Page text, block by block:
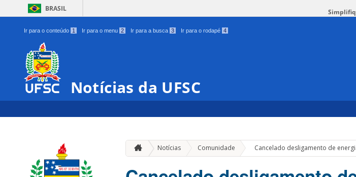
BRASIL
Ir para o conteúdo 1 Ir para o menu 2 Ir para a busca 3 Ir para o rodapé 4
Notícias da UFSC
Notícias Comunidade » Cancelado desligamento de